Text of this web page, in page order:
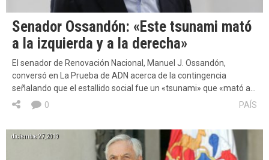
Senador Ossandón: «Este tsunami mató
a la izquierda y a la derecha»
El senador de Renovación Nacional, Manuel J. Ossandón,
conversó en La Prueba de ADN acerca de la contingencia
señalando que el estallido social fue un «tsunami» que «mató a…
PAÍS
0
diciembre 27, 2019